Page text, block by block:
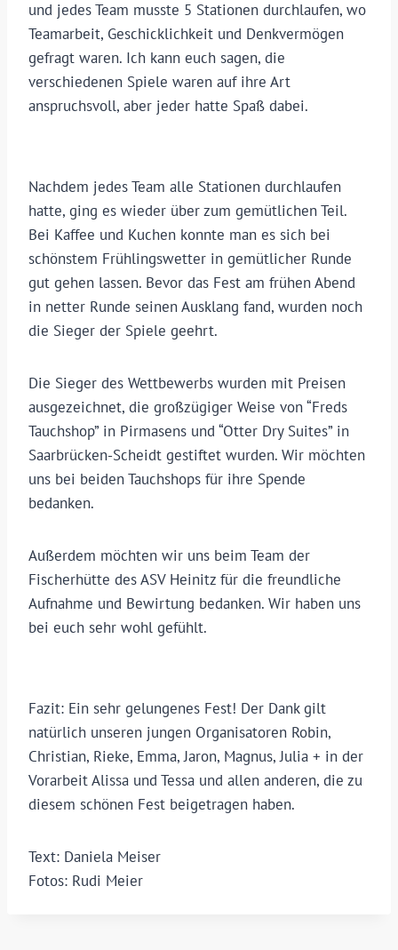
und jedes Team musste 5 Stationen durchlaufen, wo
Teamarbeit, Geschicklichkeit und Denkvermögen
gefragt waren. Ich kann euch sagen, die
verschiedenen Spiele waren auf ihre Art
anspruchsvoll, aber jeder hatte Spaß dabei.
Nachdem jedes Team alle Stationen durchlaufen
hatte, ging es wieder über zum gemütlichen Teil.
Bei Kaffee und Kuchen konnte man es sich bei
schönstem Frühlingswetter in gemütlicher Runde
gut gehen lassen. Bevor das Fest am frühen Abend
in netter Runde seinen Ausklang fand, wurden noch
die Sieger der Spiele geehrt.
Die Sieger des Wettbewerbs wurden mit Preisen
ausgezeichnet, die großzügiger Weise von “Freds
Tauchshop” in Pirmasens und “Otter Dry Suites” in
Saarbrücken-Scheidt gestiftet wurden. Wir möchten
uns bei beiden Tauchshops für ihre Spende
bedanken.
Außerdem möchten wir uns beim Team der
Fischerhütte des ASV Heinitz für die freundliche
Aufnahme und Bewirtung bedanken. Wir haben uns
bei euch sehr wohl gefühlt.
Fazit: Ein sehr gelungenes Fest! Der Dank gilt
natürlich unseren jungen Organisatoren Robin,
Christian, Rieke, Emma, Jaron, Magnus, Julia + in der
Vorarbeit Alissa und Tessa und allen anderen, die zu
diesem schönen Fest beigetragen haben.
Text: Daniela Meiser
Fotos: Rudi Meier